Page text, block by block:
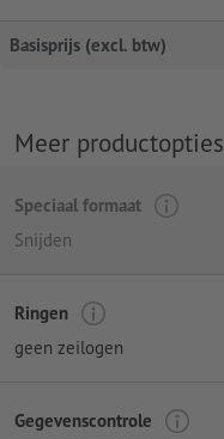
Basisprijs (excl. btw)
Meer productopties
Speciaal formaat
Snijden
Ringen
geen zeilogen
Gegevenscontrole